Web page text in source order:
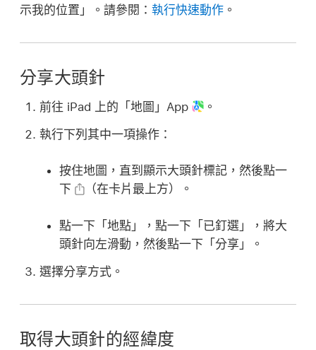
示我的位置」。請參閱： 執行快速動作 。
分享大頭針
前往 iPad 上的「地圖」App
。
執行下列其中一項操作：
按住地圖，直到顯示大頭針標記，然後點一
下
（在卡片最上方）。
點一下「地點」，點一下「已釘選」，將大
頭針向左滑動，然後點一下「分享」。
選擇分享方式。
取得大頭針的經緯度